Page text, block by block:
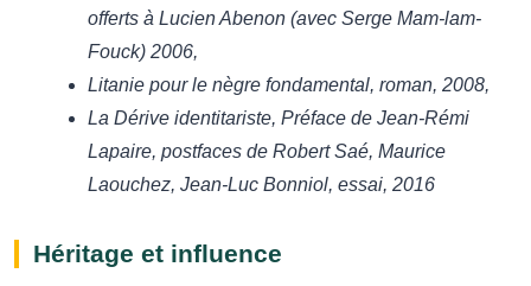
offerts à Lucien Abenon (avec Serge Mam-lam-
Fouck) 2006,
Litanie pour le nègre fondamental, roman, 2008,
La Dérive identitariste, Préface de Jean-Rémi
Lapaire, postfaces de Robert Saé, Maurice
Laouchez, Jean-Luc Bonniol, essai, 2016
Héritage et influence